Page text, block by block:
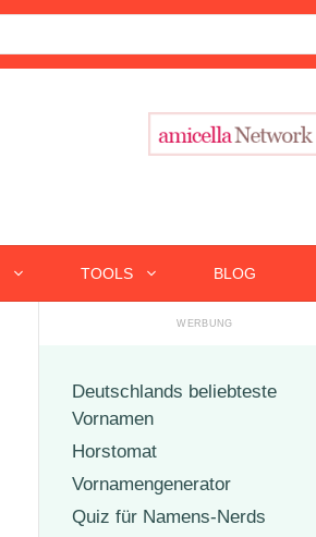
TOOLS BLOG
Deutschlands beliebteste
Vornamen
Horstomat
Vornamengenerator
Quiz für Namens-Nerds